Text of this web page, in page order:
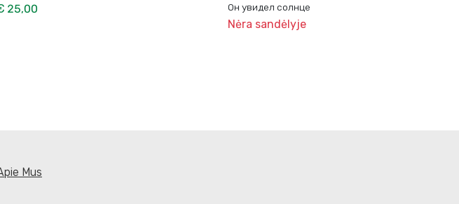
25,00 Он увидел солнце
Nėra sandėlyje
Mus